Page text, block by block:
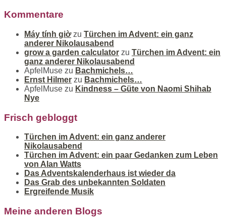
Kommentare
Máy tính giờzu Türchen im Advent: ein ganz
anderer Nikolausabend
grow a garden calculator zu Türchen im Advent: ein
ganz anderer Nikolausabend
ApfelMuse zu Bachmichels…
Ernst Hilmer zu Bachmichels…
ApfelMuse zu Kindness – Güte von Naomi Shihab
Nye
Frisch gebloggt
Türchen im Advent: ein ganz anderer
Nikolausabend
Türchen im Advent: ein paar Gedanken zum Leben
von Alan Watts
Das Adventskalenderhaus ist wieder da
Das Grab des unbekannten Soldaten
Ergreifende Musik
Meine anderen Blogs